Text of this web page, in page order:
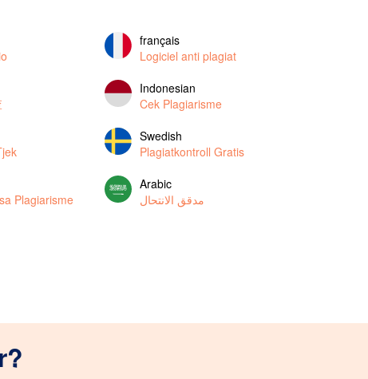
français
Logiciel anti plagiat
Indonesian
Cek Plagiarisme
Swedish
Plagiatkontroll Gratis
Plagiarisme
Arabic
مدقق الانتحال